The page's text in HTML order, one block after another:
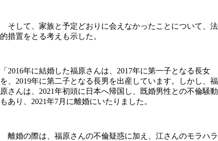
そして、家族と予定どおりに会えなかったことについて、法
的措置をとる考えも示した。
「2016年に結婚した福原さんは、2017年に第一子となる長女
を、2019年に第二子となる長男を出産しています。しかし、福
原さんは、2021年初頭に日本へ帰国し、既婚男性との不倫騒動
もあり、2021年7月に離婚にいたりました。
離婚の際は、福原さんの不倫疑惑に加え、江さんのモラハラ